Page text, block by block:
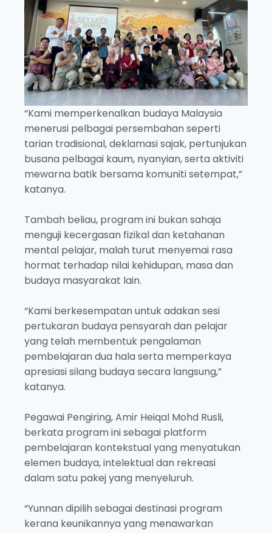
“Kami memperkenalkan budaya Malaysia
menerusi pelbagai persembahan seperti
tarian tradisional, deklamasi sajak, pertunjukan
busana pelbagai kaum, nyanyian, serta aktiviti
mewarna batik bersama komuniti setempat,”
katanya.
Tambah beliau, program ini bukan sahaja
menguji kecergasan fizikal dan ketahanan
mental pelajar, malah turut menyemai rasa
hormat terhadap nilai kehidupan, masa dan
budaya masyarakat lain.
“Kami berkesempatan untuk adakan sesi
pertukaran budaya pensyarah dan pelajar
yang telah membentuk pengalaman
pembelajaran dua hala serta memperkaya
apresiasi silang budaya secara langsung,”
katanya.
Pegawai Pengiring, Amir Heiqal Mohd Rusli,
berkata program ini sebagai platform
pembelajaran kontekstual yang menyatukan
elemen budaya, intelektual dan rekreasi
dalam satu pakej yang menyeluruh.
“Yunnan dipilih sebagai destinasi program
kerana keunikannya yang menawarkan